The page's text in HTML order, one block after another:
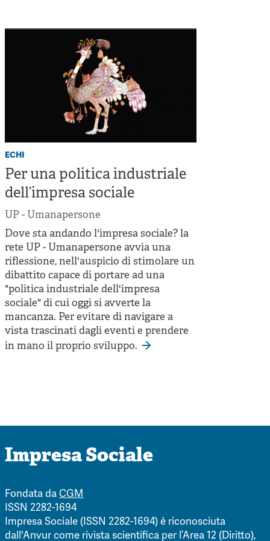
Impresa sociale e democrazia
Acini di fuoco - Dossier Mezzogiorno
Valutazione e dintorni
echi
Per una politica industriale
dell’impresa sociale
UP - Umanapersone
Dove sta andando l'impresa sociale? la
rete UP - Umanapersone avvia una
riflessione, nell'auspicio di stimolare un
dibattito capace di portare ad una
"politica industriale dell'impresa
sociale" di cui oggi si avverte la
mancanza. Per evitare di navigare a
vista trascinati dagli eventi e prendere
in mano il proprio sviluppo.
Impresa Sociale
Fondata daCGM
ISSN 2282-1694
Impresa Sociale (ISSN 2282-1694) è riconosciuta
dall'Anvur come rivista scientifica per l’Area 12 (Diritto),